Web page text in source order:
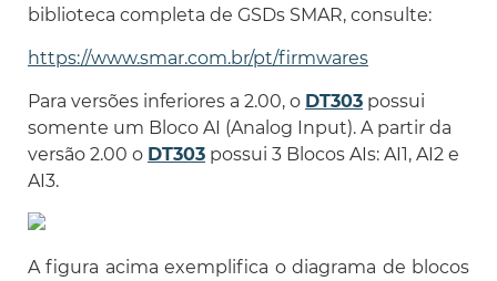
biblioteca completa de GSDs SMAR, consulte:
https://www.smar.com.br/pt/firmwares
Para versões inferiores a 2.00, o DT303 possui
somente um Bloco AI (Analog Input). A partir da
versão 2.00 o DT303 possui 3 Blocos AIs: AI1, AI2 e
AI3.
A figura acima exemplifica o diagrama de blocos